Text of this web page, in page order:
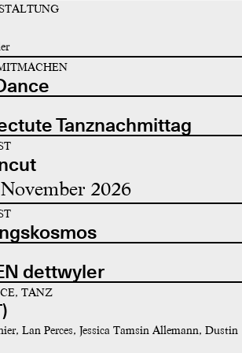
Tanznachmittag
November 2026
dettwyler
TANZ
Lan Perces, Jessica Tamsin Allemann, Dustin